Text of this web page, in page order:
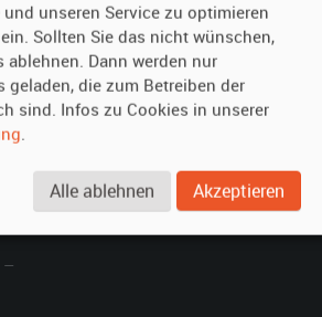
Hilfe
Häufige Fragen (FAQ)
So funktioniert's
–
und unseren Service zu optimieren
Sollten Sie das nicht wünschen,
ablehnen. Dann werden nur
die zum Betreiben der
sind. Infos zu Cookies in unserer
.
Alle ablehnen Akzeptieren